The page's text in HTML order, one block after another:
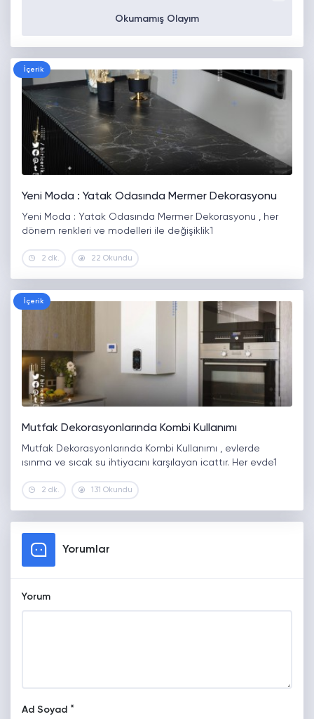
Okumamış Olayım
İçerik
Yeni Moda : Yatak Odasında Mermer Dekorasyonu
Yeni Moda : Yatak Odasında Mermer Dekorasyonu , her
dönem renkleri ve modelleri ile değişiklik1
2 dk. 22 Okundu
İçerik
Mutfak Dekorasyonlarında Kombi Kullanımı
Mutfak Dekorasyonlarında Kombi Kullanımı , evlerde
ısınma ve sıcak su ihtiyacını karşılayan icattır. Her evde1
2 dk. 131 Okundu
Yorumlar
Yorum
Ad Soyad *